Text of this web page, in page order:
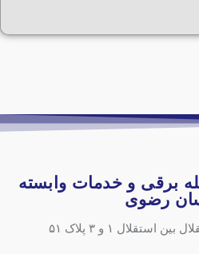
برقی و خدمات وابسته
رضوی
۱ و ۳ پلاک ۵۱